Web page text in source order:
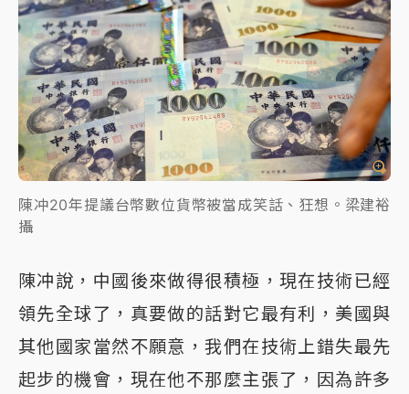
陳冲20年提議台幣數位貨幣被當成笑話、狂想。梁建裕
攝
陳冲說，中國後來做得很積極，現在技術已經
領先全球了，真要做的話對它最有利，美國與
其他國家當然不願意，我們在技術上錯失最先
起步的機會，現在他不那麼主張了，因為許多